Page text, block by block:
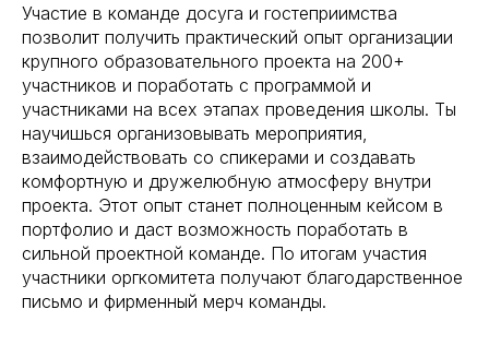
Участие в команде досуга и гостеприимства
позволит получить практический опыт организации
крупного образовательного проекта на 200+
участников и поработать с программой и
участниками на всех этапах проведения школы. Ты
научишься организовывать мероприятия,
взаимодействовать со спикерами и создавать
комфортную и дружелюбную атмосферу внутри
проекта. Этот опыт станет полноценным кейсом в
портфолио и даст возможность поработать в
сильной проектной команде. По итогам участия
участники оргкомитета получают благодарственное
письмо и фирменный мерч команды.